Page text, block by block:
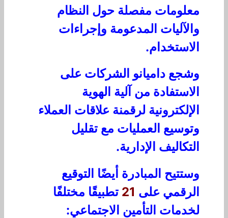
معلومات مفصلة حول النظام
والآليات المدعومة وإجراءات
الاستخدام.
وشجع داميانو الشركات على
الاستفادة من آلية الهوية
الإلكترونية لرقمنة علاقات العملاء
وتوسيع العمليات مع تقليل
التكاليف الإدارية.
وستتيح المبادرة أيضًا التوقيع
الرقمي على 21 تطبيقًا مختلفًا
لخدمات التأمين الاجتماعي: